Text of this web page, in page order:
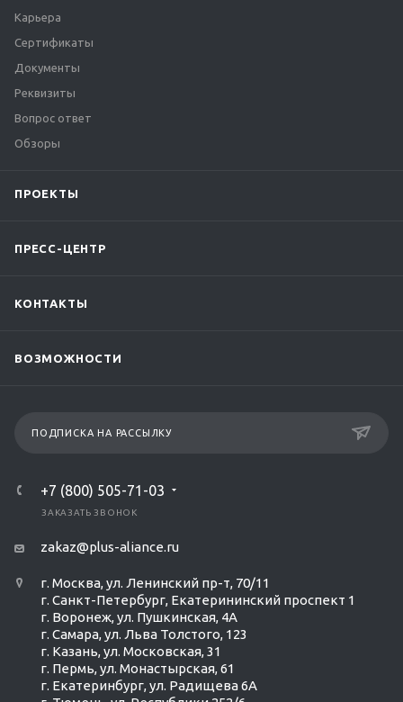
Карьера
Сертификаты
Документы
Реквизиты
Вопрос ответ
Обзоры
ПРОЕКТЫ
ПРЕСС-ЦЕНТР
КОНТАКТЫ
ВОЗМОЖНОСТИ
ПОДПИСКА НА РАССЫЛКУ
+7 (800) 505-71-03
ЗАКАЗАТЬ ЗВОНОК
zakaz@plus-aliance.ru
г. Москва, ул. Ленинский пр-т, 70/11
г. Санкт-Петербург, Екатерининский проспект 1
г. Воронеж, ул. Пушкинская, 4А
г. Самара, ул. Льва Толстого, 123
г. Казань, ул. Московская, 31
г. Пермь, ул. Монастырская, 61
г. Екатеринбург, ул. Радищева 6А